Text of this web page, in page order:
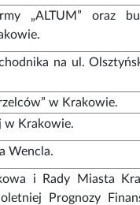
„ALTUM” oraz
na ul.
w Krakowie.
w Krakowie.
Wencla.
i Rady Miasta
Prognozy